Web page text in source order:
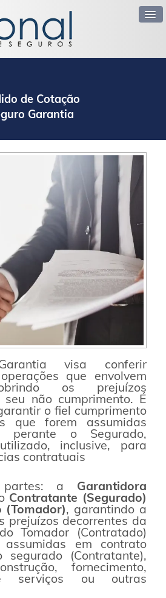
de Cotação
Garantia
visa conferir
que envolvem
os prejuízos
não cumprimento. É
o fiel cumprimento
que forem assumidas
perante o Segurado,
inclusive, para
contratuais
a Garantidora
Contratante (Segurado)
(Tomador), garantindo a
prejuízos decorrentes da
Tomador (Contratado)
em contrato
(Contratante),
fornecimento,
serviços ou outras